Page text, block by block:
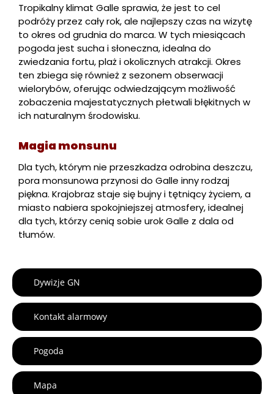
Dywizje GN
Kontakt alarmowy
Pogoda
Mapa
Tropikalny klimat Galle sprawia, że jest to cel
podróży przez cały rok, ale najlepszy czas na wizytę
to okres od grudnia do marca. W tych miesiącach
pogoda jest sucha i słoneczna, idealna do
zwiedzania fortu, plaż i okolicznych atrakcji. Okres
ten zbiega się również z sezonem obserwacji
wielorybów, oferując odwiedzającym możliwość
zobaczenia majestatycznych płetwali błękitnych w
ich naturalnym środowisku.
Magia monsunu
Dla tych, którym nie przeszkadza odrobina deszczu,
pora monsunowa przynosi do Galle inny rodzaj
piękna. Krajobraz staje się bujny i tętniący życiem, a
miasto nabiera spokojniejszej atmosfery, idealnej
dla tych, którzy cenią sobie urok Galle z dala od
tłumów.